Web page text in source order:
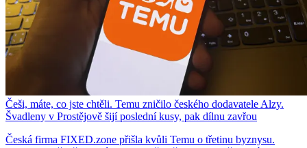
Češi, máte, co jste chtěli. Temu zničilo českého dodavatele Alzy.
Švadleny v Prostějově šijí poslední kusy, pak dílnu zavřou
Česká firma FIXED.zone přišla kvůli Temu o třetinu byznysu.